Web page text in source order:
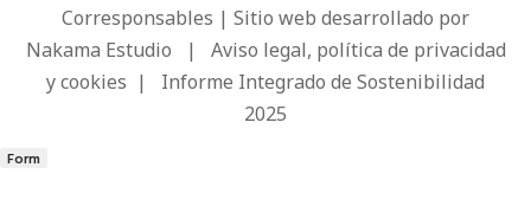
Corresponsables | Sitio web desarrollado por
Nakama Estudio | Aviso legal, política de privacidad
y cookies | Informe Integrado de Sostenibilidad
2025
Form